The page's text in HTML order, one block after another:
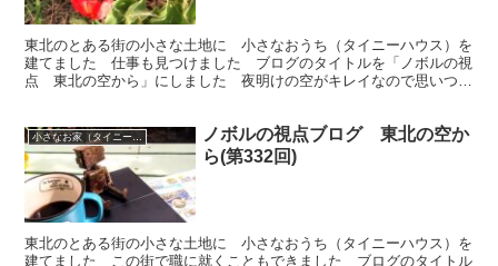
東北のとある街の小さな土地に 小さなおうち（タイニーハウス）を
建てました 仕事も見つけました ブログのタイトルを「ノボルの視
点 東北の空から」にしました 夜明けの空がキレイなので思いつき
小さなお家（タイニーハウス）で暮らす
ノボルの視点ブログ 東北の空か
ら(第332回)
東北のとある街の小さな土地に 小さなおうち（タイニーハウス）を
建てました この街で職に就くこともできました ブログのタイトル